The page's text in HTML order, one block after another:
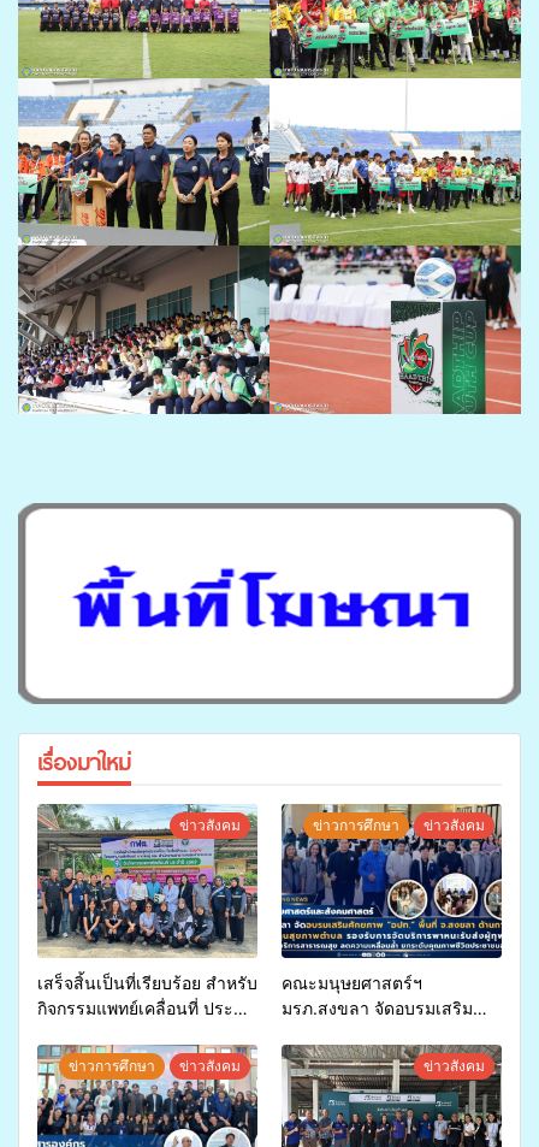
เรื่องมาใหม่
ข่าวสังคม
เสร็จสิ้นเป็นที่เรียบร้อย สำหรับ
กิจกรรมแพทย์เคลื่อนที่ ประจำ
สุขภาพแก่ประชาชนในพื้นที่
อำเภอจะนะ
ข่าวการศึกษา ข่าวสังคม
คณะมนุษยศาสตร์ฯ
มรภ.สงขลา จัดอบรมเสริม
จ่ายงบกองทุนสุขภาพตำบล
รองรับการจัดบริการพาหนะรับ
ส่งผู้ทุพพลภาพเพื่อเข้ารับ
บริการสาธารณสุข ลดความ
ข่าวการศึกษา ข่าวสังคม ข่าวสังคม